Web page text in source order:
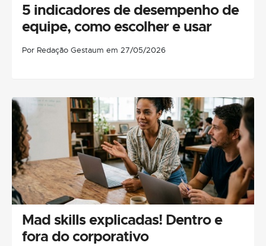
5 indicadores de desempenho de
equipe, como escolher e usar
Por Redação Gestaum em 27/05/2026
Mad skills explicadas! Dentro e
fora do corporativo